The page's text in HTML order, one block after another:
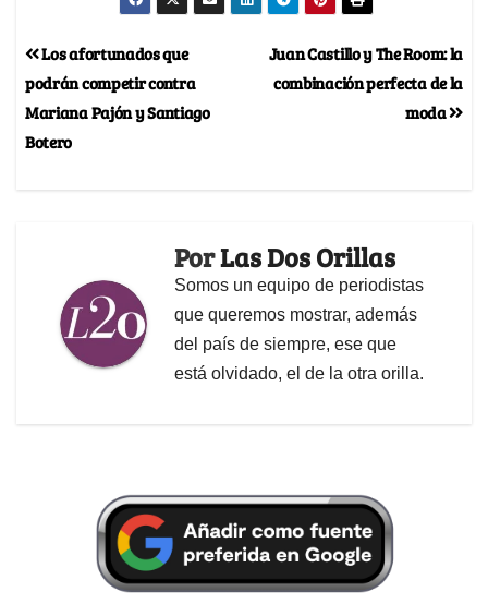
Juan Castillo y The Room: la
combinación perfecta de la
moda
Los afortunados que
podrán competir contra
Mariana Pajón y Santiago
Botero
PorLas Dos Orillas
Somos un equipo de periodistas
que queremos mostrar, además
del país de siempre, ese que
está olvidado, el de la otra orilla.